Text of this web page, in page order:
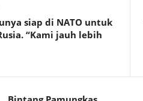
siap di NATO untuk
“Kami jauh lebih